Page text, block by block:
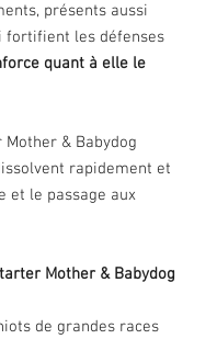
présents aussi
fortifient les défenses
quant à elle le
& Babydog
rapidement et
et le passage aux
Mother & Babydog
de grandes races